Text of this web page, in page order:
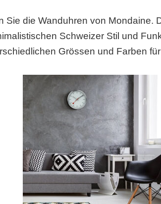
Sie die Wanduhren von Mondaine.
Schweizer Stil und
Grössen und Farben